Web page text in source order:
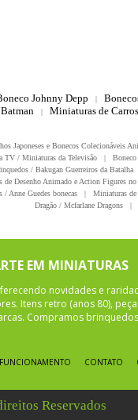
Johnny Depp |
| Miniaturas de
Japoneses e Bonecos Colecionáveis
TV / Miniaturas da Televisão |
/ Bakugan Guerreiros da Batalha
de Desenho Animado e Action Figures
/ Anne Guedes bonecas |
Miniaturas
Dragão / Mcfarlane Dragons
|
EM MINIATURAS
novidades e
Itens retro (anos 80),
Compramos
CONTATO
Reservados